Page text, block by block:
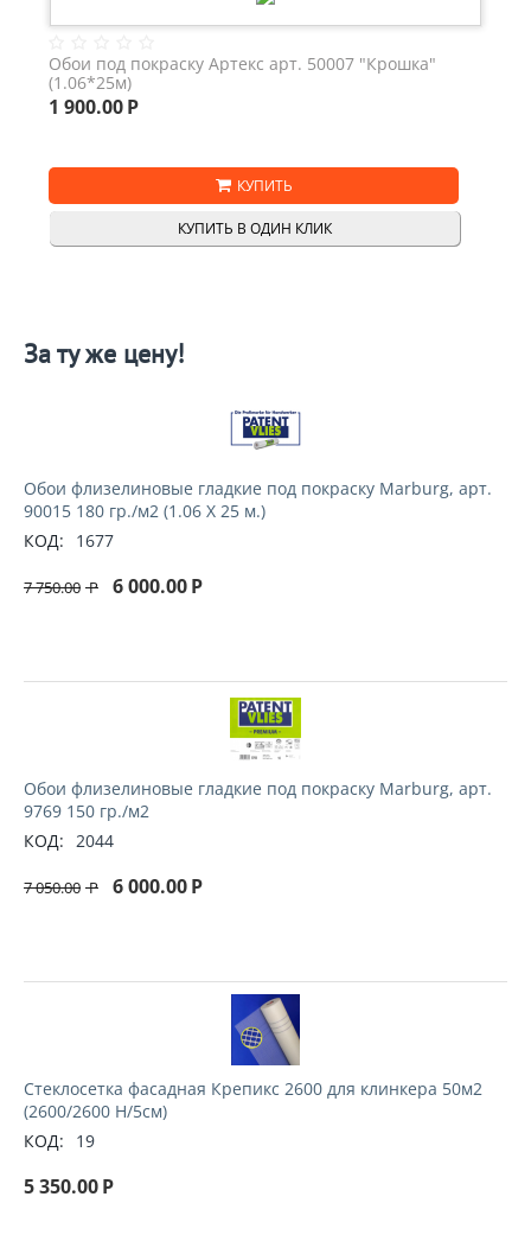
Обои под покраску Артекс арт. 50007 "Крошка"
(1.06*25м)
1 900.00Р
КУПИТЬ
КУПИТЬ В ОДИН КЛИК
За ту же цену!
Обои флизелиновые гладкие под покраску Marburg, арт.
90015 180 гр./м2 (1.06 Х 25 м.)
КОД:
1677
7 750.00 Р 6 000.00Р
Обои флизелиновые гладкие под покраску Marburg, арт.
9769 150 гр./м2
КОД:
2044
7 050.00 Р 6 000.00Р
Стеклосетка фасадная Крепикс 2600 для клинкера 50м2
(2600/2600 H/5см)
КОД:
19
5 350.00Р